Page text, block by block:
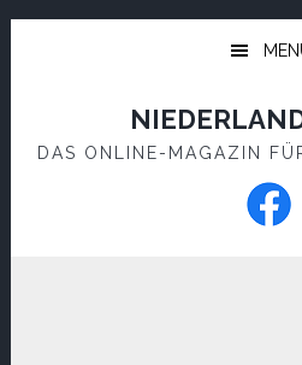
Skip
Skip
DAS ONLINE-MAGAZIN